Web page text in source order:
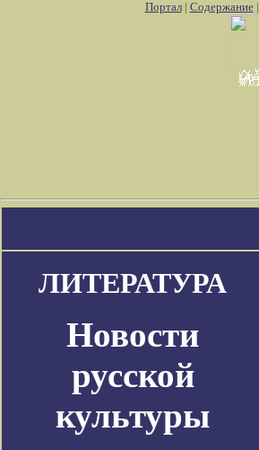
Портал| Содержание|
ЛИТЕРАТУРА
Новости
русской
культуры